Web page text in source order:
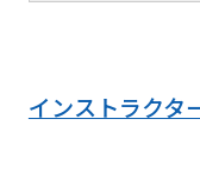
インストラクタ